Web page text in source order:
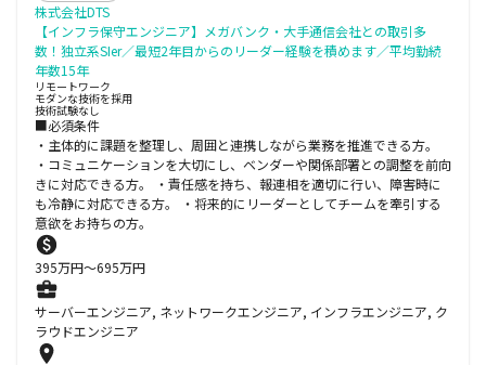
株式会社DTS
【インフラ保守エンジニア】メガバンク・大手通信会社との取引多
数！独立系SIer／最短2年目からのリーダー経験を積めます／平均勤続
年数15年
リモートワーク
モダンな技術を採用
技術試験なし
■必須条件
・主体的に課題を整理し、周囲と連携しながら業務を推進できる方。
・コミュニケーションを大切にし、ベンダーや関係部署との調整を前向
きに対応できる方。 ・責任感を持ち、報連相を適切に行い、障害時に
も冷静に対応できる方。 ・将来的にリーダーとしてチームを牽引する
意欲をお持ちの方。
395万円〜695万円
サーバーエンジニア, ネットワークエンジニア, インフラエンジニア, ク
ラウドエンジニア